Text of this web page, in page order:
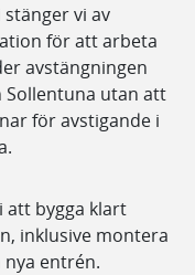
vi av
för att arbeta
avstängningen
Sollentuna utan att
för avstigande i
att bygga klart
inklusive montera
entrén.